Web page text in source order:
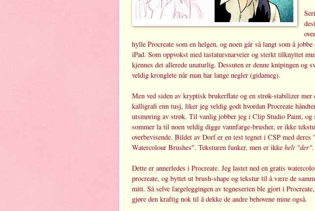
hylle Procreate som en helgen, og noen går så langt som å
iPad. Som oppvokst med tastatursnarveier og sterkt tilknyttet
kjennes det allerede unaturlig. Dessuten er denne knipingen og
veldig kronglete når man har lange negler (gidameg).
Men ved siden av kryptisk brukerflate og en strøk-stabilizer mer
kalligrafi enn tusj, liker jeg veldig godt hvordan Procreate
utsmøring av strøk. Til vanlig jobber jeg i Clip Studio Paint, og
sommer la til noen veldig digge vannfarge-brusher, er ikke
overbevisende. Bildet av Dorf er en test tegnet i CSP med deres
Watercolour Brushes". Teksturen funker, men er ikke helt "der".
Dette er annerledes i Procreate. Jeg lastet ned en gratis
procreate, og byttet ut brush-shape og tekstur til å være de
mitt. Så selve fargeleggingen av tegneserien ble gjort i
gjøre den kraftig nok til å dekke de andre behovene mine også.